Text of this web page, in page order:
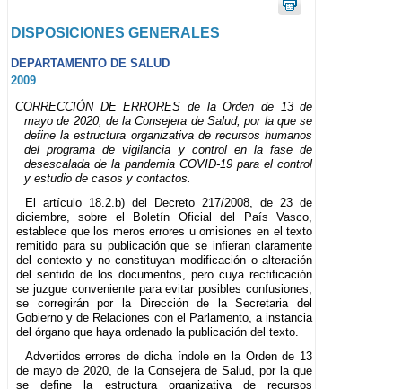
DISPOSICIONES GENERALES
DEPARTAMENTO DE SALUD
2009
CORRECCIÓN DE ERRORES de la Orden de 13 de
mayo de 2020, de la Consejera de Salud, por la que se
define la estructura organizativa de recursos humanos
del programa de vigilancia y control en la fase de
desescalada de la pandemia COVID-19 para el control
y estudio de casos y contactos.
El artículo 18.2.b) del Decreto 217/2008, de 23 de
diciembre, sobre el Boletín Oficial del País Vasco,
establece que los meros errores u omisiones en el texto
remitido para su publicación que se infieran claramente
del contexto y no constituyan modificación o alteración
del sentido de los documentos, pero cuya rectificación
se juzgue conveniente para evitar posibles confusiones,
se corregirán por la Dirección de la Secretaria del
Gobierno y de Relaciones con el Parlamento, a instancia
del órgano que haya ordenado la publicación del texto.
Advertidos errores de dicha índole en la Orden de 13
de mayo de 2020, de la Consejera de Salud, por la que
se define la estructura organizativa de recursos